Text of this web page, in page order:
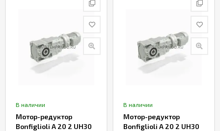
В наличии
Мотор-редуктор
Bonfiglioli A 20 2 UH30
В наличии
Мотор-редуктор
Bonfiglioli A 20 2 UH30